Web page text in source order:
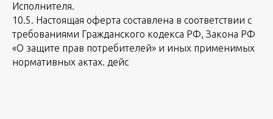
Исполнителя.
10.5. Настоящая оферта составлена в соответствии с
требованиями Гражданского кодекса РФ, Закона РФ
«О защите прав потребителей» и иных применимых
нормативных актах. дейс